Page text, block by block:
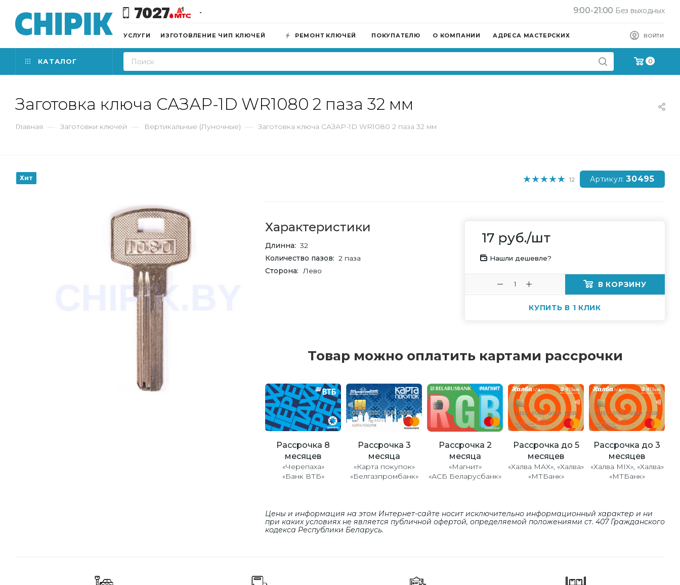
7027 9:00-21:00 Без выходных
ВОЙТИ
УСЛУГИ ИЗГОТОВЛЕНИЕ ЧИП КЛЮЧЕЙ РЕМОНТ КЛЮЧЕЙ ПОКУПАТЕЛЮ О КОМПАНИИ АДРЕСА МАСТЕРСКИХ
0
КАТАЛОГ
Заготовка ключа САЗАР-1D WR1080 2 паза 32 мм
Главная — Заготовки ключей — Вертикальные (Луночные) — Заготовка ключа САЗАР-1D WR1080 2 паза 32 мм
Хит 12 Артикул: 30495
Характеристики
Длинна
32
Количество пазов
2 паза
Сторона
Лево
17 руб./шт
Нашли дешевле?
В КОРЗИНУ
КУПИТЬ В 1 КЛИК
Товар можно оплатить картами рассрочки
Рассрочка 8
месяцев
«Черепаха»
«Банк ВТБ»
Рассрочка 3
месяца
«Карта покупок»
«Белгазпромбанк»
Рассрочка 2
месяца
«Магнит»
«АСБ Беларусбанк»
Рассрочка до 5
месяцев
«Халва MAX», «Халва»
«МТБанк»
Рассрочка до 3
месяцев
«Халва MIX», «Халва»
«МТБанк»
Цены и информация на этом Интернет-сайте носит исключительно информационный характер и ни
при каких условиях не является публичной офертой, определяемой положениями cт. 407 Гражданского
кодекса Республики Беларусь.